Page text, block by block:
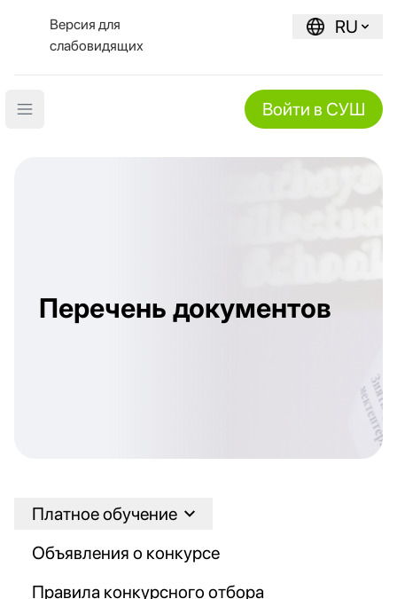
Версия для
слабовидящих
RU
Open main menu Войти в СУШ
Перечень документов
Платное обучение
Объявления о конкурсе
Правила конкурсного отбора